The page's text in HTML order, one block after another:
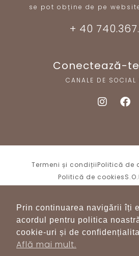
se pot obține de pe
+ 40
Conectează-
CANALE DE SOCIAL
Termeni și condițiiPolitică de
Politică de cookies
Shurra.ro – Toate drepturile
WPH.ro
Prin continuarea navigării îți
acordul pentru politica
cookie-uri și de
Află mai mult.